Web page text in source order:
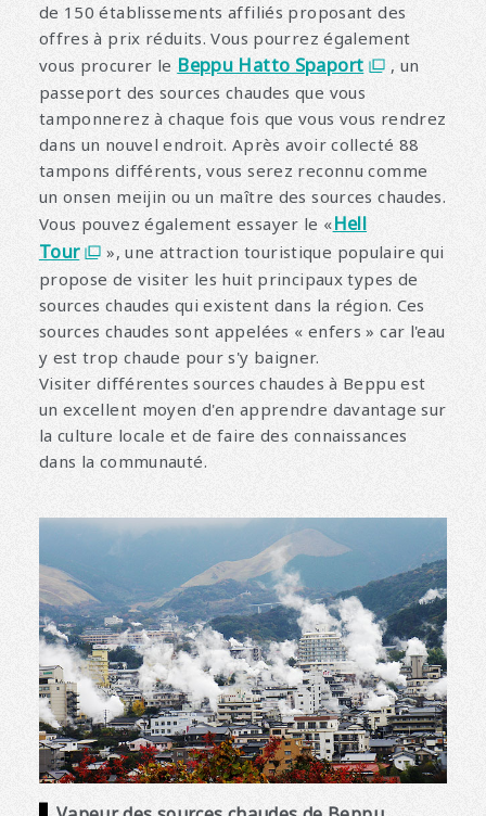
de 150 établissements affiliés proposant des
offres à prix réduits. Vous pourrez également
vous procurer le Beppu Hatto Spaport
, un
passeport des sources chaudes que vous
tamponnerez à chaque fois que vous vous rendrez
dans un nouvel endroit. Après avoir collecté 88
tampons différents, vous serez reconnu comme
un onsen meijin ou un maître des sources chaudes.
Vous pouvez également essayer le «Hell
Tour
», une attraction touristique populaire qui
propose de visiter les huit principaux types de
sources chaudes qui existent dans la région. Ces
sources chaudes sont appelées « enfers » car l'eau
y est trop chaude pour s'y baigner.
Visiter différentes sources chaudes à Beppu est
un excellent moyen d'en apprendre davantage sur
la culture locale et de faire des connaissances
dans la communauté.